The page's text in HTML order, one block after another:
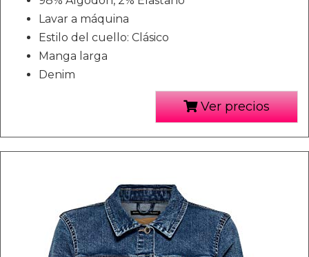
Lavar a máquina
Estilo del cuello: Clásico
Manga larga
Denim
Ver precios